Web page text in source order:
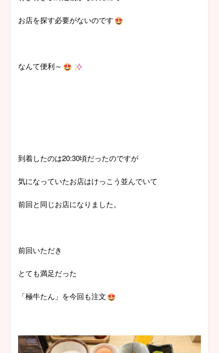
お店を探す必要がないのです
なんて便利～
到着したのは20:30頃だったのですが
気になっていたお店はけっこう並んでいて
前回と同じお店になりました。
前回いただき
とても満足だった
「極牛たん」を今回も注文